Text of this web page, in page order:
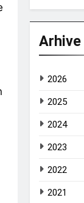
Arhive
2026
2025
2024
2023
2022
2021